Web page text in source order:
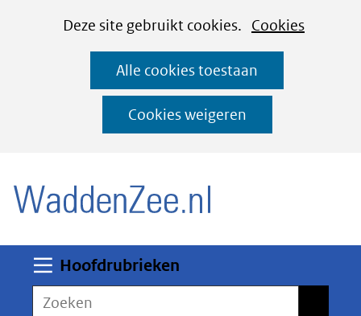
CookiesDeze site gebruikt cookies. Cookies
deze
worden
toegestaan
Alle cookies toestaan
Cookies weigeren
Ga
naar
de
inhoud
Hoofdrubrieken
Zoeken